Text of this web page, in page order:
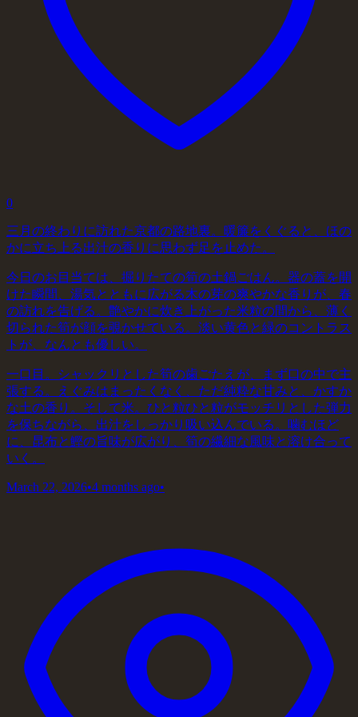
0
三月の終わりに訪れた京都の路地裏。暖簾をくぐると、ほの
かに立ち上る出汁の香りに思わず足を止めた。
今日のお目当ては、掘りたての筍の土鍋ごはん。器の蓋を開
けた瞬間、湯気とともに広がる木の芽の爽やかな香りが、春
の訪れを告げる。艶やかに炊き上がった米粒の間から、薄く
切られた筍が顔を覗かせている。淡い黄色と緑のコントラス
トが、なんとも優しい。
一口目。シャックリとした筍の歯ごたえが、まず口の中で主
張する。えぐみはまったくなく、ただ純粋な甘みと、かすか
な土の香り。そして米。ひと粒ひと粒がモッチリとした弾力
を保ちながら、出汁をしっかり吸い込んでいる。噛むほど
に、昆布と鰹の旨味が広がり、筍の繊細な風味と溶け合って
いく。
March 22, 2026•4 months ago•